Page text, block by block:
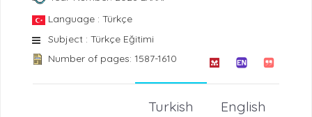
Language : Türkçe
Subject : Türkçe Eğitimi
Number of pages: 1587-1610
English
Turkish